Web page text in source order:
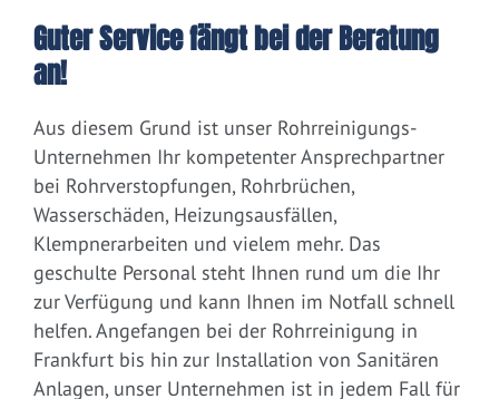
Guter Service fängt bei der Beratung
an!
Aus diesem Grund ist unser Rohrreinigungs-
Unternehmen Ihr kompetenter Ansprechpartner
bei Rohrverstopfungen, Rohrbrüchen,
Wasserschäden, Heizungsausfällen,
Klempnerarbeiten und vielem mehr. Das
geschulte Personal steht Ihnen rund um die Ihr
zur Verfügung und kann Ihnen im Notfall schnell
helfen. Angefangen bei der Rohrreinigung in
Frankfurt bis hin zur Installation von Sanitären
Anlagen, unser Unternehmen ist in jedem Fall für